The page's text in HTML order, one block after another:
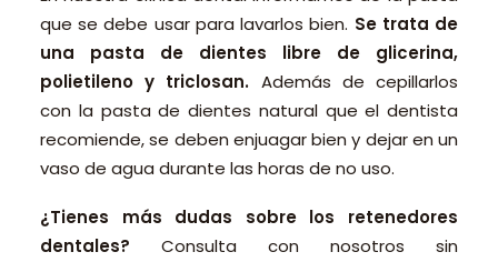
que se debe usar para lavarlos bien. Se trata de
una pasta de dientes libre de glicerina,
polietileno y triclosan. Además de cepillarlos
con la pasta de dientes natural que el dentista
recomiende, se deben enjuagar bien y dejar en un
vaso de agua durante las horas de no uso.
¿Tienes más dudas sobre los retenedores
dentales? Consulta con nosotros sin